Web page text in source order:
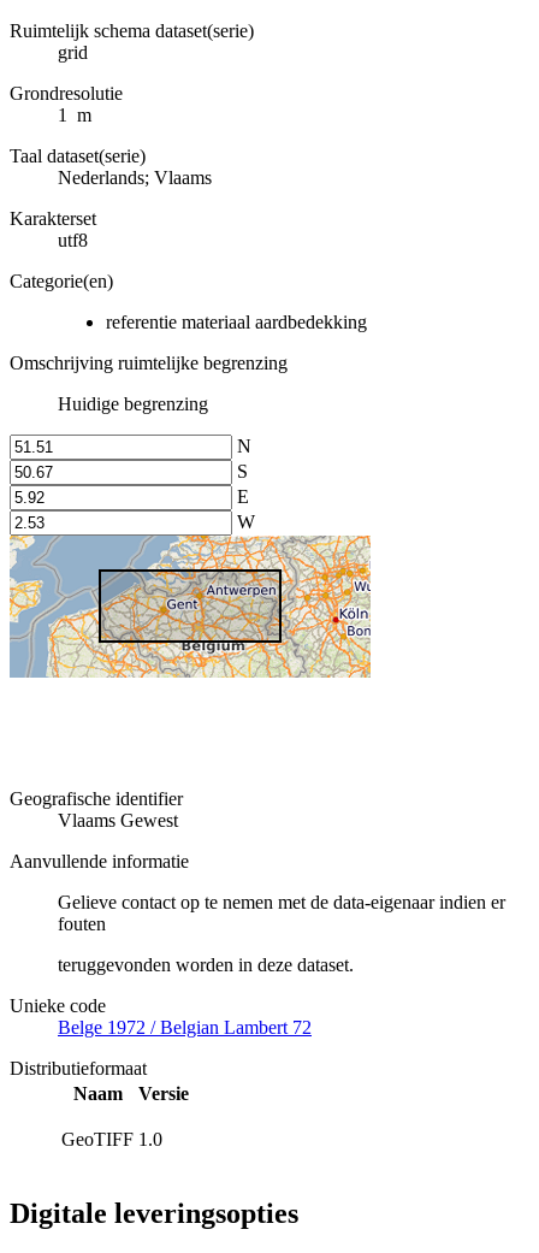
Ruimtelijk schema dataset(serie)
grid
Grondresolutie
1 m
Taal dataset(serie)
Nederlands; Vlaams
Karakterset
utf8
Categorie(en)
referentie materiaal aardbedekking
Omschrijving ruimtelijke begrenzing
Huidige begrenzing
N
S
E
W
Geografische identifier
Vlaams Gewest
Aanvullende informatie
Gelieve contact op te nemen met de data-eigenaar indien er
fouten
teruggevonden worden in deze dataset.
Unieke code
Belge 1972 / Belgian Lambert 72
Distributieformaat
Naam
Versie
GeoTIFF 1.0
Digitale leveringsopties